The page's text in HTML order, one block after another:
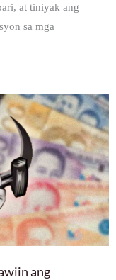
at tiniyak ang
sa mga
ang